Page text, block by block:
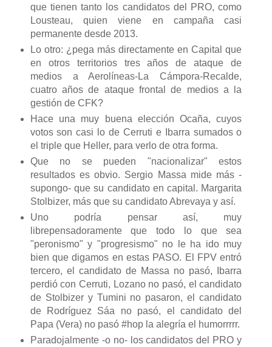
que tienen tanto los candidatos del PRO, como
Lousteau, quien viene en campaña casi
permanente desde 2013.
Lo otro: ¿pega más directamente en Capital que
en otros territorios tres años de ataque de
medios a Aerolíneas-La Cámpora-Recalde,
cuatro años de ataque frontal de medios a la
gestión de CFK?
Hace una muy buena elección Ocaña, cuyos
votos son casi lo de Cerruti e Ibarra sumados o
el triple que Heller, para verlo de otra forma.
Que no se pueden "nacionalizar" estos
resultados es obvio. Sergio Massa mide más -
supongo- que su candidato en capital. Margarita
Stolbizer, más que su candidato Abrevaya y así.
Uno podría pensar así, muy
librepensadoramente que todo lo que sea
"peronismo" y "progresismo" no le ha ido muy
bien que digamos en estas PASO. El FPV entró
tercero, el candidato de Massa no pasó, Ibarra
perdió con Cerruti, Lozano no pasó, el candidato
de Stolbizer y Tumini no pasaron, el candidato
de Rodríguez Sáa no pasó, el candidato del
Papa (Vera) no pasó #hop la alegría el humorrrrr.
Paradojalmente -o no- los candidatos del PRO y